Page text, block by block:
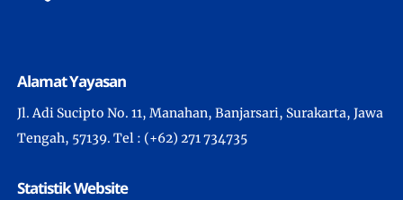
Alamat Yayasan
Jl. Adi Sucipto No. 11, Manahan, Banjarsari, Surakarta, Jawa
Tengah, 57139. Tel : (+62) 271 734735
Statistik Website